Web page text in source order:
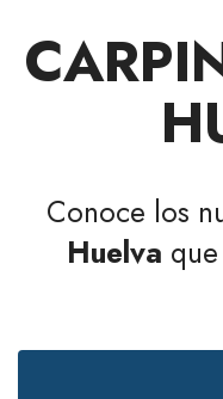
Conoce los
Huelva